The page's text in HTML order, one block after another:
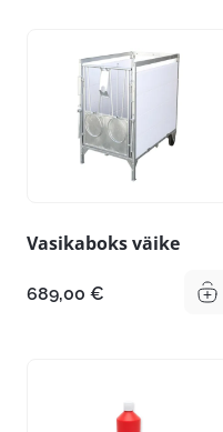
Vasikaboks väike
689,00 €